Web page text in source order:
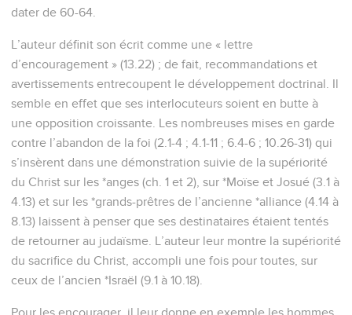
dater de 60-64.
L’auteur définit son écrit comme une « lettre
d’encouragement » (13.22) ; de fait, recommandations et
avertissements entrecoupent le développement doctrinal. Il
semble en effet que ses interlocuteurs soient en butte à
une opposition croissante. Les nombreuses mises en garde
contre l’abandon de la foi (2.1-4 ; 4.1-11 ; 6.4-6 ; 10.26-31) qui
s’insèrent dans une démonstration suivie de la supériorité
du Christ sur les *anges (ch. 1 et 2), sur *Moïse et Josué (3.1 à
4.13) et sur les *grands-prêtres de l’ancienne *alliance (4.14 à
8.13) laissent à penser que ses destinataires étaient tentés
de retourner au judaïsme. L’auteur leur montre la supériorité
du sacrifice du Christ, accompli une fois pour toutes, sur
ceux de l’ancien *Israël (9.1 à 10.18).
Pour les encourager, il leur donne en exemple les hommes